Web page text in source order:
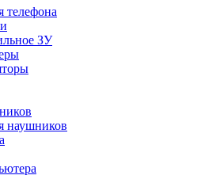
телефона
ЗУ
наушников